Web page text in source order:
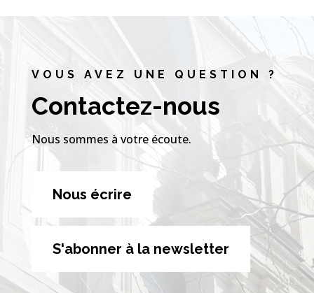
VOUS AVEZ UNE QUESTION ?
Contactez-nous
Nous sommes à votre écoute.
Nous écrire
S'abonner à la newsletter